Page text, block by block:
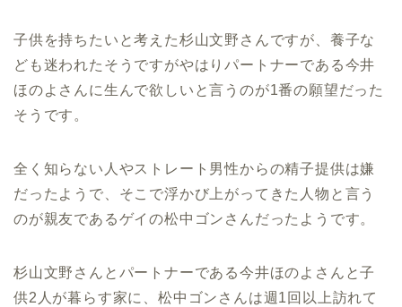
子供を持ちたいと考えた杉山文野さんですが、養子な
ども迷われたそうですがやはりパートナーである今井
ほのよさんに生んで欲しいと言うのが1番の願望だった
そうです。
全く知らない人やストレート男性からの精子提供は嫌
だったようで、そこで浮かび上がってきた人物と言う
のが親友であるゲイの松中ゴンさんだったようです。
杉山文野さんとパートナーである今井ほのよさんと子
供2人が暮らす家に、松中ゴンさんは週1回以上訪れて